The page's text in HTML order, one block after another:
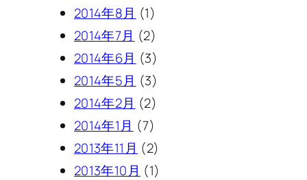
2014年8月 (1)
2014年7月 (2)
2014年6月 (3)
2014年5月 (3)
2014年2月 (2)
2014年1月 (7)
2013年11月 (2)
2013年10月 (1)